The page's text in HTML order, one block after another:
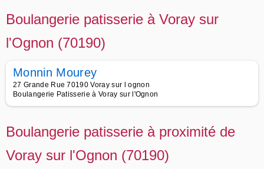
Boulangerie patisserie à Voray sur
l'Ognon (70190)
Monnin Mourey
27 Grande Rue 70190 Voray sur l ognon
Boulangerie Patisserie à Voray sur l'Ognon
Boulangerie patisserie à proximité de
Voray sur l'Ognon (70190)